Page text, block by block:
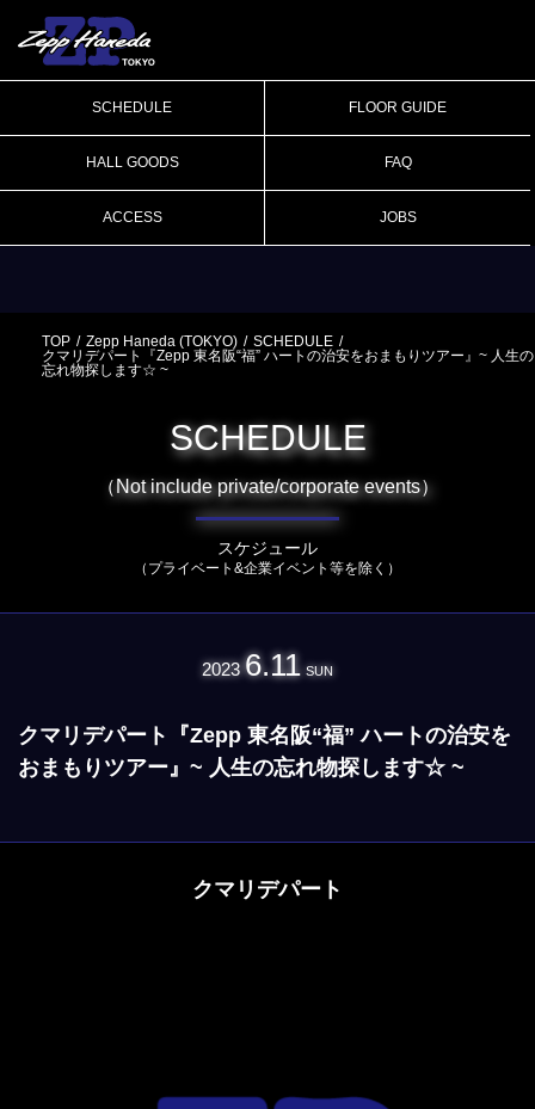
SCHEDULE FLOOR GUIDE
HALL GOODS FAQ
ACCESS JOBS
TOP Zepp Haneda (TOKYO)
SCHEDULE
クマリデパート『Zepp 東名阪“福” ハートの治安をおまもりツアー』~ 人生の
忘れ物探します☆ ~
SCHEDULE
（Not include private/corporate events）
スケジュール
（プライベート&企業イベント等を除く）
2023 6.11 SUN
クマリデパート『Zepp 東名阪“福” ハートの治安を
おまもりツアー』~ 人生の忘れ物探します☆ ~
クマリデパート